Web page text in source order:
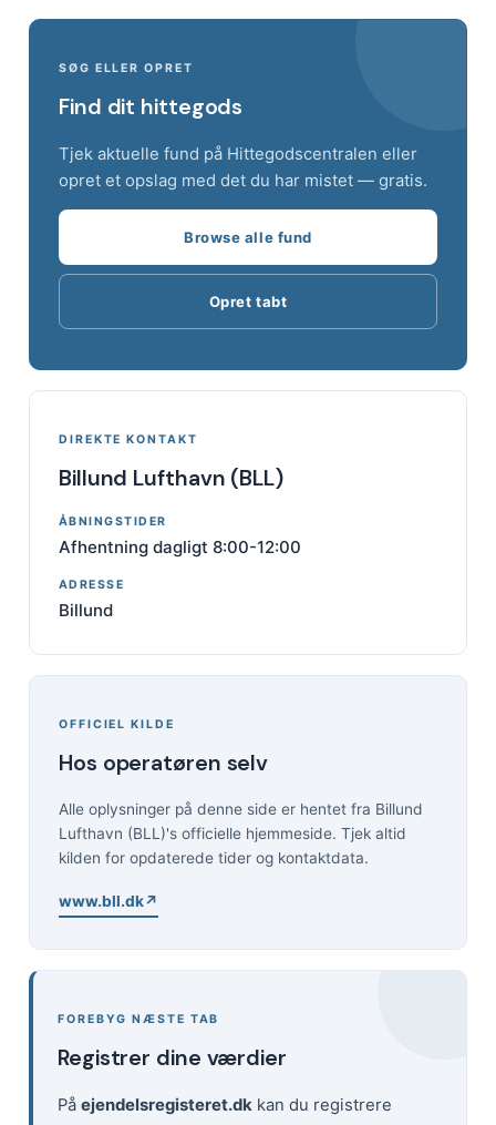
SØG ELLER OPRET
Find dit hittegods
Tjek aktuelle fund på Hittegodscentralen eller
opret et opslag med det du har mistet — gratis.
Browse alle fund
Opret tabt
DIREKTE KONTAKT
Billund Lufthavn (BLL)
ÅBNINGSTIDER
Afhentning dagligt 8:00-12:00
ADRESSE
Billund
OFFICIEL KILDE
Hos operatøren selv
Alle oplysninger på denne side er hentet fra Billund
Lufthavn (BLL)'s officielle hjemmeside. Tjek altid
kilden for opdaterede tider og kontaktdata.
www.bll.dk
FOREBYG NÆSTE TAB
Registrer dine værdier
På ejendelsregisteret.dk kan du registrere